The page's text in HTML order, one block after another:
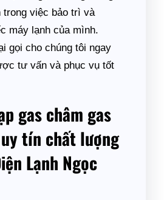
trong việc bảo trì và
máy lạnh của mình.
gọi cho chúng tôi ngay
tư vấn và phục vụ tốt
gas châm gas
tín chất lượng
Lạnh Ngọc